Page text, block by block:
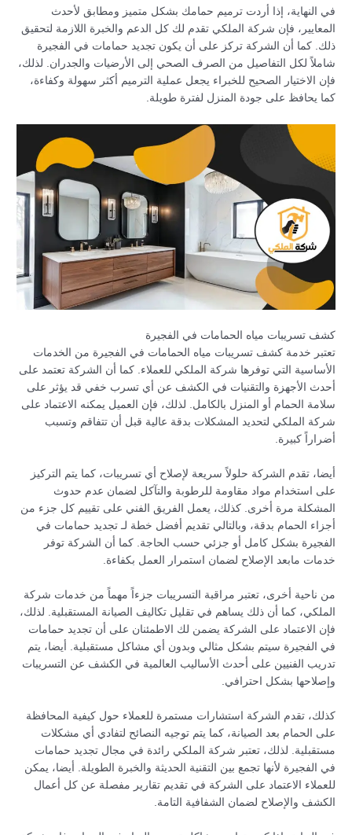
في النهاية، إذا أردت ترميم حمامك بشكل متميز ومطابق لأحدث
المعايير، فإن شركة الملكي تقدم لك كل الدعم والخبرة اللازمة لتحقيق
ذلك. كما أن الشركة تركز على أن يكون تجديد حمامات في الفجيرة
شاملاً لكل التفاصيل من الصرف الصحي إلى الأرضيات والجدران. لذلك،
فإن الاختيار الصحيح للخبراء يجعل عملية الترميم أكثر سهولة وكفاءة،
كما يحافظ على جودة المنزل لفترة طويلة.
كشف تسريبات مياه الحمامات في الفجيرة
تعتبر خدمة كشف تسريبات مياه الحمامات في الفجيرة من الخدمات
الأساسية التي توفرها شركة الملكي للعملاء. كما أن الشركة تعتمد على
أحدث الأجهزة والتقنيات في الكشف عن أي تسرب خفي قد يؤثر على
سلامة الحمام أو المنزل بالكامل. لذلك، فإن العميل يمكنه الاعتماد على
شركة الملكي لتحديد المشكلات بدقة عالية قبل أن تتفاقم وتسبب
أضراراً كبيرة.
أيضا، تقدم الشركة حلولاً سريعة لإصلاح أي تسريبات، كما يتم التركيز
على استخدام مواد مقاومة للرطوبة والتآكل لضمان عدم حدوث
المشكلة مرة أخرى. كذلك، يعمل الفريق الفني على تقييم كل جزء من
أجزاء الحمام بدقة، وبالتالي تقديم أفضل خطة لـ تجديد حمامات في
الفجيرة بشكل كامل أو جزئي حسب الحاجة. كما أن الشركة توفر
خدمات مابعد الإصلاح لضمان استمرار العمل بكفاءة.
من ناحية أخرى، تعتبر مراقبة التسريبات جزءاً مهماً من خدمات شركة
الملكي، كما أن ذلك يساهم في تقليل تكاليف الصيانة المستقبلية. لذلك،
فإن الاعتماد على الشركة يضمن لك الاطمئنان على أن تجديد حمامات
في الفجيرة سيتم بشكل مثالي وبدون أي مشاكل مستقبلية. أيضا، يتم
تدريب الفنيين على أحدث الأساليب العالمية في الكشف عن التسريبات
وإصلاحها بشكل احترافي.
كذلك، تقدم الشركة استشارات مستمرة للعملاء حول كيفية المحافظة
على الحمام بعد الصيانة، كما يتم توجيه النصائح لتفادي أي مشكلات
مستقبلية. لذلك، تعتبر شركة الملكي رائدة في مجال تجديد حمامات
في الفجيرة لأنها تجمع بين التقنية الحديثة والخبرة الطويلة. أيضا، يمكن
للعملاء الاعتماد على الشركة في تقديم تقارير مفصلة عن كل أعمال
الكشف والإصلاح لضمان الشفافية التامة.